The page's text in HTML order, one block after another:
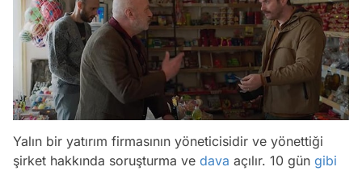
Yalın bir yatırım firmasının yöneticisidir ve yönettiği
şirket hakkında soruşturma ve dava açılır. 10 gün gibi